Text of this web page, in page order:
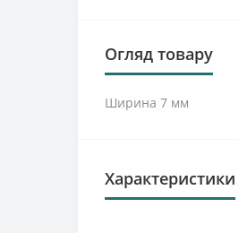
Огляд товару
Ширина 7 мм
Характеристики